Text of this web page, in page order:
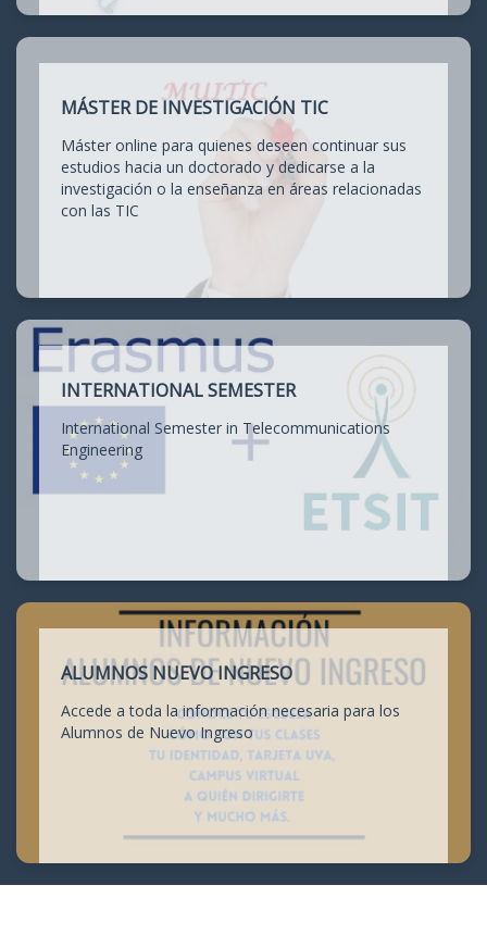
MÁSTER DE INVESTIGACIÓN TIC
Máster online para quienes deseen continuar sus
estudios hacia un doctorado y dedicarse a la
investigación o la enseñanza en áreas relacionadas
con las TIC
INTERNATIONAL SEMESTER
International Semester in Telecommunications
Engineering
ALUMNOS NUEVO INGRESO
Accede a toda la información necesaria para los
Alumnos de Nuevo Ingreso